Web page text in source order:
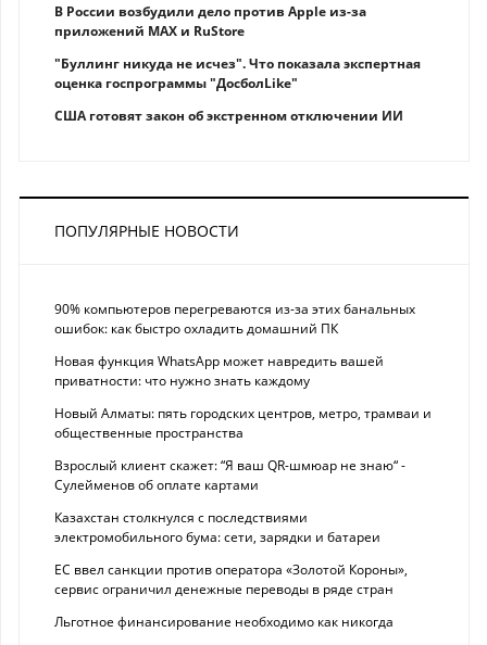
В России возбудили дело против Apple из-за
приложений MAX и RuStore
"Буллинг никуда не исчез". Что показала экспертная
оценка госпрограммы "ДосболLike"
США готовят закон об экстренном отключении ИИ
ПОПУЛЯРНЫЕ НОВОСТИ
90% компьютеров перегреваются из-за этих банальных
ошибок: как быстро охладить домашний ПК
Новая функция WhatsApp может навредить вашей
приватности: что нужно знать каждому
Новый Алматы: пять городских центров, метро, трамваи и
общественные пространства
Взрослый клиент скажет: “Я ваш QR-шмюар не знаю“ -
Сулейменов об оплате картами
Казахстан столкнулся с последствиями
электромобильного бума: сети, зарядки и батареи
ЕС ввел санкции против оператора «Золотой Короны»,
сервис ограничил денежные переводы в ряде стран
Льготное финансирование необходимо как никогда